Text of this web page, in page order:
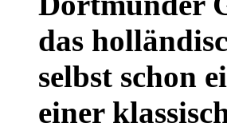
das
selbst schon
einer